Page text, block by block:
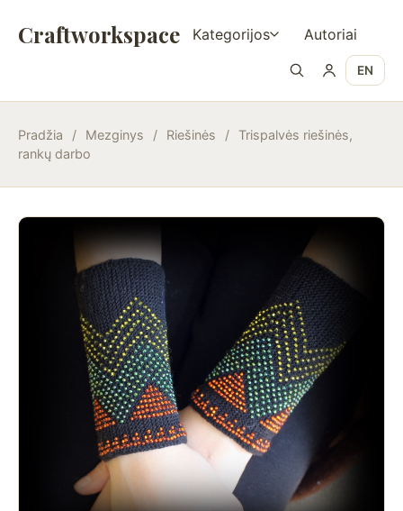
Craftworkspace Kategorijos Autoriai
EN
Pradžia / Mezginys / Riešinės / Trispalvės riešinės,
rankų darbo